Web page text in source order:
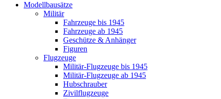
Modellbausätze
Militär
Fahrzeuge bis 1945
Fahrzeuge ab 1945
Geschütze & Anhänger
Figuren
Flugzeuge
Militär-Flugzeuge bis 1945
Militär-Flugzeuge ab 1945
Hubschrauber
Zivilflugzeuge